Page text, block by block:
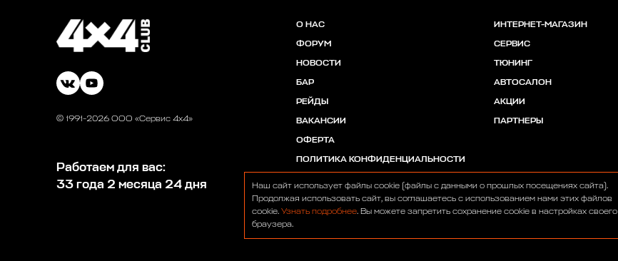
© 1991-2026 ООО «Сервис 4х4»
Работаем для вас:
33 года 2 месяца 24 дня
О НАС
ФОРУМ
НОВОСТИ
БАР
РЕЙДЫ
ВАКАНСИИ
ОФЕРТА
ПОЛИТИКА КОНФИДЕНЦИАЛЬНОСТИ
ИНТЕРНЕТ-МАГАЗИН
СЕРВИС
ТЮНИНГ
АВТОСАЛОН
АКЦИИ
ПАРТНЕРЫ
Наш сайт использует файлы cookie (файлы с данными о прошлых посещениях сайта).
Продолжая использовать сайт, вы соглашаетесь с использованием нами этих файлов
cookie. Узнать подробнее. Вы можете запретить сохранение cookie в настройках своего
браузера.